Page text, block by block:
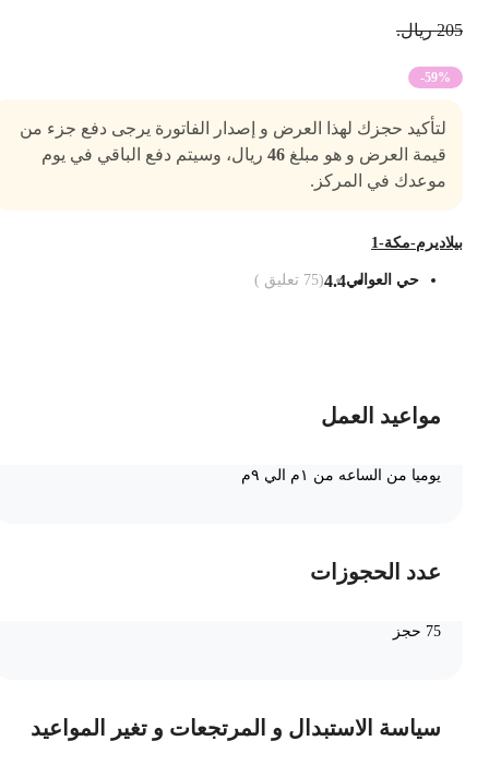
-59%
لتأكيد حجزك لهذا العرض و إصدار الفاتورة يرجى دفع جزء من
قيمة العرض و هو مبلغ46ريال، وسيتم دفع الباقي في يوم
موعدك في المركز.
مكة-1
حي العوالي4.4
(
75تعليق )
مواعيد العمل
يوميا من الساعه من ١م الي ٩م
عدد الحجوزات
سياسة الاستبدال و المرتجعات و تغير المواعيد